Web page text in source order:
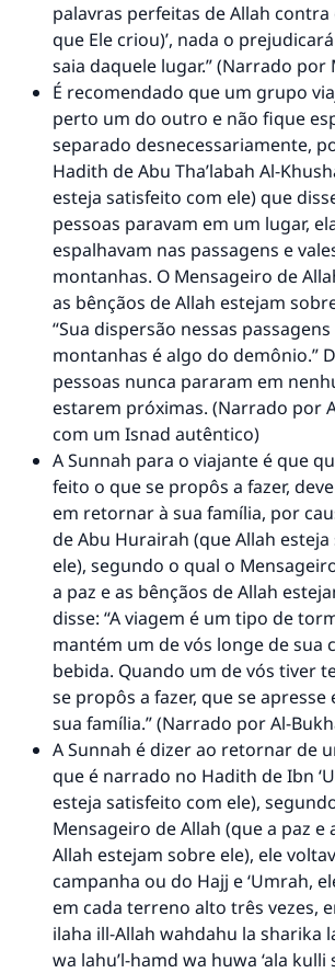
palavras perfeitas de Allah
que Ele criou)’, nada o
saia daquele lugar.” (Narrado por
É recomendado que um grupo
perto um do outro e não fique
separado desnecessariamente,
Hadith de Abu Tha’labah Al-
esteja satisfeito com ele) que
pessoas paravam em um lugar,
espalhavam nas passagens e
montanhas. O Mensageiro de
as bênçãos de Allah estejam
“Sua dispersão nessas passagens
montanhas é algo do demônio.”
pessoas nunca pararam em
estarem próximas. (Narrado por
com um Isnad autêntico)
A Sunnah para o viajante é que
feito o que se propôs a fazer,
em retornar à sua família, por
de Abu Hurairah (que Allah
ele), segundo o qual o
a paz e as bênçãos de Allah
disse: “A viagem é um tipo de
mantém um de vós longe de sua
bebida. Quando um de vós tiver
se propôs a fazer, que se
sua família.” (Narrado por Al-
A Sunnah é dizer ao retornar de
que é narrado no Hadith de Ibn
esteja satisfeito com ele),
Mensageiro de Allah (que a paz e
Allah estejam sobre ele), ele
campanha ou do Hajj e ‘Umrah,
em cada terreno alto três vezes,
ilaha ill-Allah wahdahu la sharika
wa lahu’l-hamd wa huwa ‘ala kulli